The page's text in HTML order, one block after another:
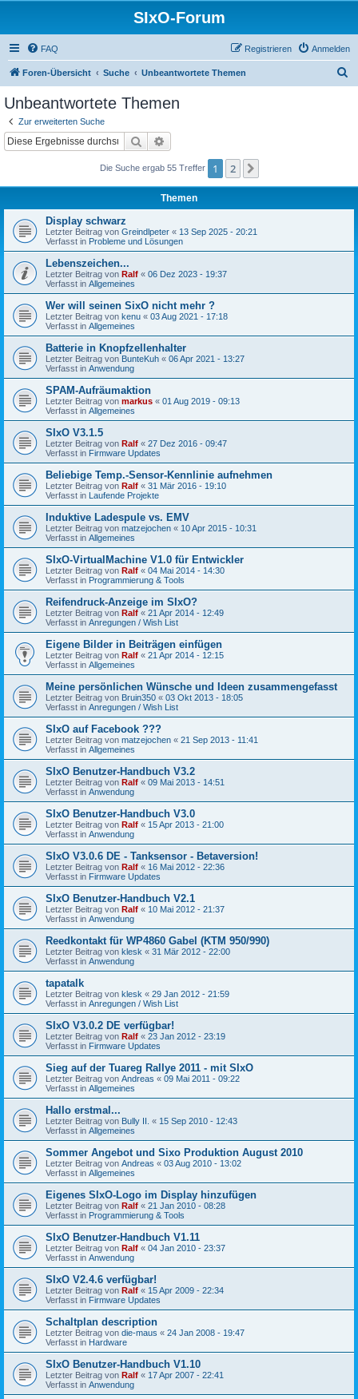
SIxO-Forum
FAQ Anmelden
Registrieren
Foren-Übersicht Suche Unbeantwortete Themen
Unbeantwortete Themen
Zur erweiterten Suche
Suche
Die Suche ergab 55 Treffer 1 2
Themen
Display schwarz
Letzter Beitrag von Greindlpeter « 13 Sep 2025 - 20:21
Verfasst in Probleme und Lösungen
Lebenszeichen...
Letzter Beitrag von Ralf « 06 Dez 2023 - 19:37
Verfasst in Allgemeines
Wer will seinen SixO nicht mehr ?
Letzter Beitrag von kenu « 03 Aug 2021 - 17:18
Verfasst in Allgemeines
Batterie in Knopfzellenhalter
Letzter Beitrag von BunteKuh « 06 Apr 2021 - 13:27
Verfasst in Anwendung
SPAM-Aufräumaktion
Letzter Beitrag von markus « 01 Aug 2019 - 09:13
Verfasst in Allgemeines
SIxO V3.1.5
Letzter Beitrag von Ralf « 27 Dez 2016 - 09:47
Verfasst in Firmware Updates
Beliebige Temp.-Sensor-Kennlinie aufnehmen
Letzter Beitrag von Ralf « 31 Mär 2016 - 19:10
Verfasst in Laufende Projekte
Induktive Ladespule vs. EMV
Letzter Beitrag von matzejochen « 10 Apr 2015 - 10:31
Verfasst in Allgemeines
SIxO-VirtualMachine V1.0 für Entwickler
Letzter Beitrag von Ralf « 04 Mai 2014 - 14:30
Verfasst in Programmierung & Tools
Reifendruck-Anzeige im SIxO?
Letzter Beitrag von Ralf « 21 Apr 2014 - 12:49
Verfasst in Anregungen / Wish List
Eigene Bilder in Beiträgen einfügen
Letzter Beitrag von Ralf « 21 Apr 2014 - 12:15
Verfasst in Allgemeines
Meine persönlichen Wünsche und Ideen zusammengefasst
Letzter Beitrag von Bruin350 « 03 Okt 2013 - 18:05
Verfasst in Anregungen / Wish List
SIxO auf Facebook ???
Letzter Beitrag von matzejochen « 21 Sep 2013 - 11:41
Verfasst in Allgemeines
SIxO Benutzer-Handbuch V3.2
Letzter Beitrag von Ralf « 09 Mai 2013 - 14:51
Verfasst in Anwendung
SIxO Benutzer-Handbuch V3.0
Letzter Beitrag von Ralf « 15 Apr 2013 - 21:00
Verfasst in Anwendung
SIxO V3.0.6 DE - Tanksensor - Betaversion!
Letzter Beitrag von Ralf « 16 Mai 2012 - 22:36
Verfasst in Firmware Updates
SIxO Benutzer-Handbuch V2.1
Letzter Beitrag von Ralf « 10 Mai 2012 - 21:37
Verfasst in Anwendung
Reedkontakt für WP4860 Gabel (KTM 950/990)
Letzter Beitrag von klesk « 31 Mär 2012 - 22:00
Verfasst in Anwendung
tapatalk
Letzter Beitrag von klesk « 29 Jan 2012 - 21:59
Verfasst in Anregungen / Wish List
SIxO V3.0.2 DE verfügbar!
Letzter Beitrag von Ralf « 23 Jan 2012 - 23:19
Verfasst in Firmware Updates
Sieg auf der Tuareg Rallye 2011 - mit SIxO
Letzter Beitrag von Andreas « 09 Mai 2011 - 09:22
Verfasst in Allgemeines
Hallo erstmal...
Letzter Beitrag von Bully II. « 15 Sep 2010 - 12:43
Verfasst in Allgemeines
Sommer Angebot und Sixo Produktion August 2010
Letzter Beitrag von Andreas « 03 Aug 2010 - 13:02
Verfasst in Allgemeines
Eigenes SIxO-Logo im Display hinzufügen
Letzter Beitrag von Ralf « 21 Jan 2010 - 08:28
Verfasst in Programmierung & Tools
SIxO Benutzer-Handbuch V1.11
Letzter Beitrag von Ralf « 04 Jan 2010 - 23:37
Verfasst in Anwendung
SIxO V2.4.6 verfügbar!
Letzter Beitrag von Ralf « 15 Apr 2009 - 22:34
Verfasst in Firmware Updates
Schaltplan description
Letzter Beitrag von die-maus « 24 Jan 2008 - 19:47
Verfasst in Hardware
SIxO Benutzer-Handbuch V1.10
Letzter Beitrag von Ralf « 17 Apr 2007 - 22:41
Verfasst in Anwendung